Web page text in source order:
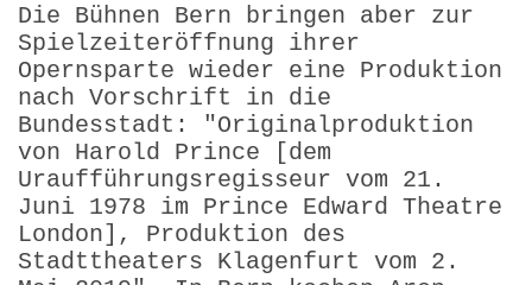
Die Bühnen Bern bringen aber zur
Spielzeiteröffnung ihrer
Opernsparte wieder eine Produktion
nach Vorschrift in die
Bundesstadt: "Original­produktion
von Harold Prince [dem
Uraufführungs­regisseur vom 21.
Juni 1978 im Prince Edward Theatre
London], Produktion des
Stadttheaters Klagenfurt vom 2.